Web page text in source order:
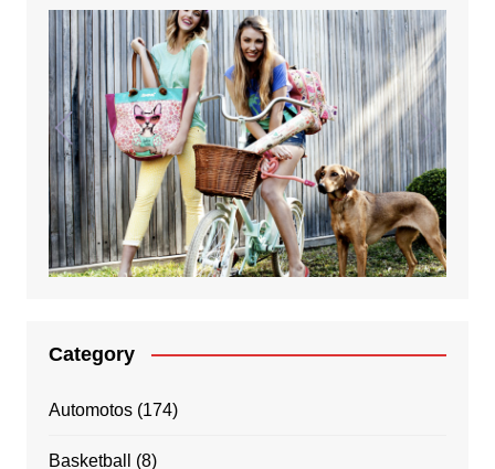
Category
Automotos(174)
Basketball (8)